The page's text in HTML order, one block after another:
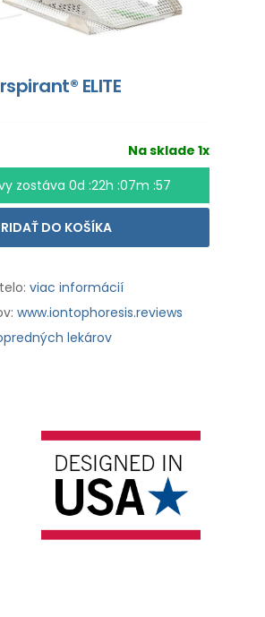
ELITE
Na sklade 1x
zostáva 0d :22h :07m :56
DO KOŠÍKA
viac informácií
www.iontophoresis.reviews
lekárov